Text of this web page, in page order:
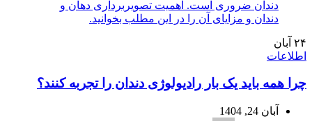
۲۴ آبان
اطلاعات
چرا همه باید یک بار رادیولوژی دندان را تجربه کنند؟
آبان 24, 1404